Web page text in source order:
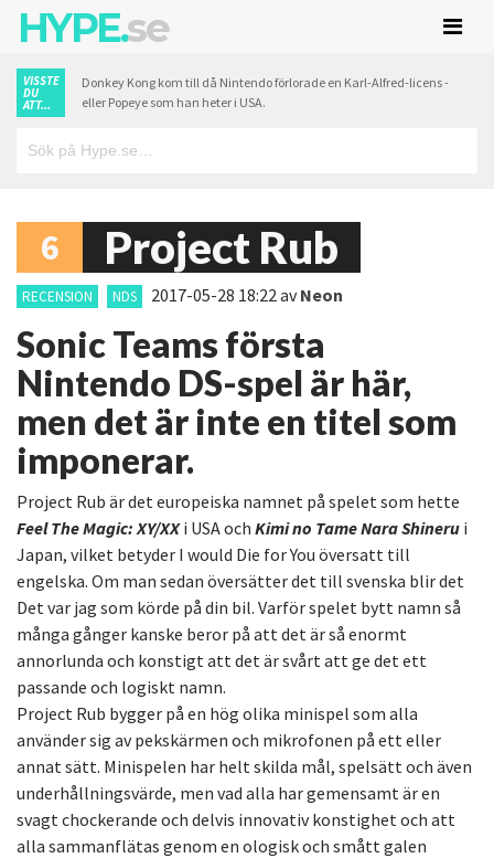
HYPE.se
VISSTE
DU
ATT...
Donkey Kong kom till då Nintendo förlorade en Karl-Alfred-licens -
eller Popeye som han heter i USA.
6 Project Rub
RECENSION NDS 2017-05-28 18:22avNeon
Sonic Teams första
Nintendo DS-spel är här,
men det är inte en titel som
imponerar.
Project Rub är det europeiska namnet på spelet som hette
Feel The Magic: XY/XXi USA och Kimi no Tame Nara Shineru i
Japan, vilket betyder I would Die for You översatt till
engelska. Om man sedan översätter det till svenska blir det
Det var jag som körde på din bil. Varför spelet bytt namn så
många gånger kanske beror på att det är så enormt
annorlunda och konstigt att det är svårt att ge det ett
passande och logiskt namn.
Project Rub bygger på en hög olika minispel som alla
använder sig av pekskärmen och mikrofonen på ett eller
annat sätt. Minispelen har helt skilda mål, spelsätt och även
underhållningsvärde, men vad alla har gemensamt är en
svagt chockerande och delvis innovativ konstighet och att
alla sammanflätas genom en ologisk och smått galen